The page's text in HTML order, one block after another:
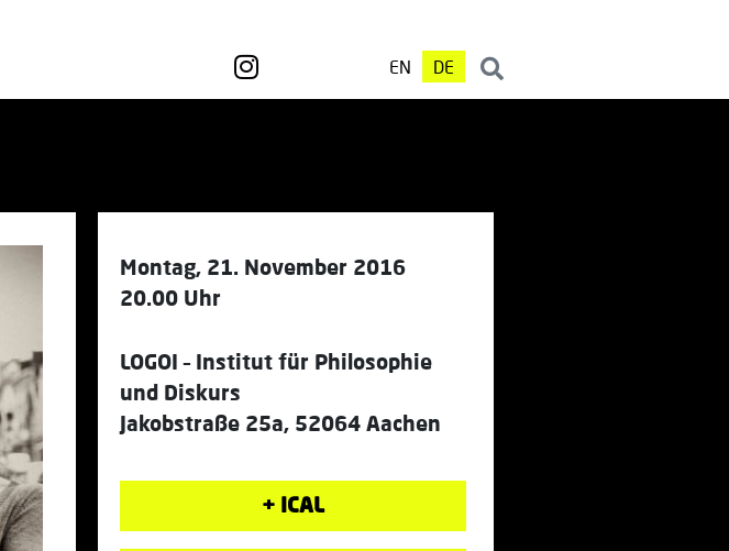
EN DE
Montag, 21. November 2016
20.00 Uhr
LOGOI – Institut für Philosophie
und Diskurs
Jakobstraße 25a, 52064 Aachen
+ ICAL